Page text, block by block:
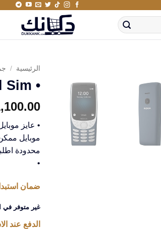
الرئيسية /
• NOkia 8210 Dual Sim
• عايز
محدودة
•
ضمان استبدال او
غير متوفر في
الدفع عند